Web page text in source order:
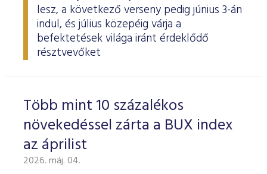
lesz, a következő verseny pedig június 3-án
indul, és július közepéig várja a
befektetések világa iránt érdeklődő
résztvevőket
Több mint 10 százalékos
növekedéssel zárta a BUX index
az áprilist
2026. máj. 04.